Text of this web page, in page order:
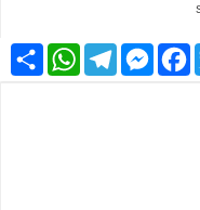
CondividiWhatsApp
Telegram